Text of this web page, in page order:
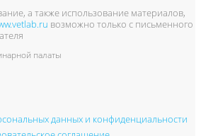
а также использование материалов,
возможно только с письменного
палаты
данных и конфиденциальности